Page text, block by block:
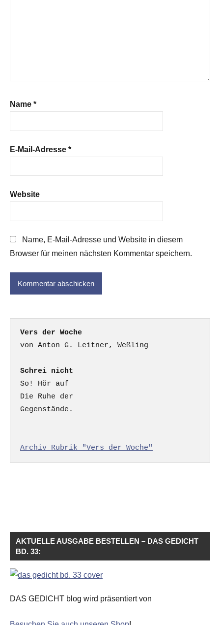
Name *
E-Mail-Adresse *
Website
Name, E-Mail-Adresse und Website in diesem
Browser für meinen nächsten Kommentar speichern.
Vers der Woche
Schrei nicht
So! Hör auf
Die Ruhe der
Gegenstände.
Archiv Rubrik "Vers der Woche"
AKTUELLE AUSGABE BESTELLEN – DAS GEDICHT
BD. 33:
DAS GEDICHT blog wird präsentiert von